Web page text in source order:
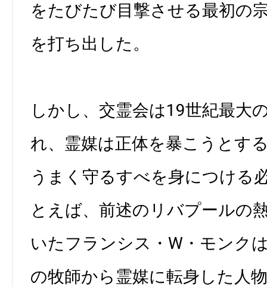
をたびたび目撃させる最初の
を打ち出した。
しかし、交霊会は19世紀最大
れ、霊媒は正体を暴こうとす
うまく守るすべを身につける
とえば、前述のリバプールの
いたフランシス・W・モンク
の牧師から霊媒に転身した人